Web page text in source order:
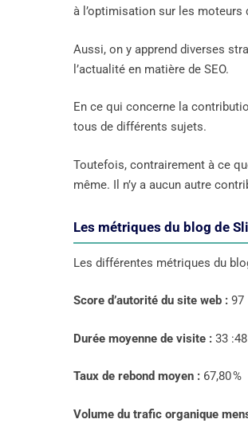
à l’optimisation sur les moteurs
Aussi, on y apprend diverses
l’actualité en matière de SEO.
En ce qui concerne la
tous de différents sujets.
Toutefois, contrairement à ce
même. Il n’y a aucun autre
Les métriques du blog de
Les différentes métriques du
Score d’autorité du site web : 97
Durée moyenne de visite : 33 :48
Taux de rebond moyen : 67,80 %
Volume du trafic organique